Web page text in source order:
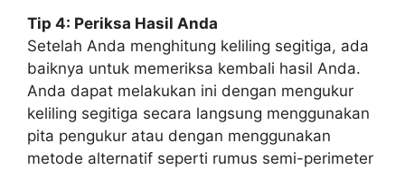
Tip 4: Periksa Hasil Anda
Setelah Anda menghitung keliling segitiga, ada
baiknya untuk memeriksa kembali hasil Anda.
Anda dapat melakukan ini dengan mengukur
keliling segitiga secara langsung menggunakan
pita pengukur atau dengan menggunakan
metode alternatif seperti rumus semi-perimeter